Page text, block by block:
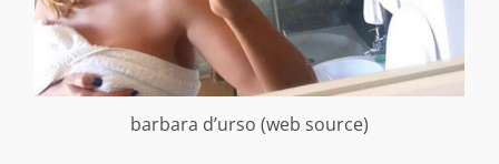
barbara d’urso (web source)